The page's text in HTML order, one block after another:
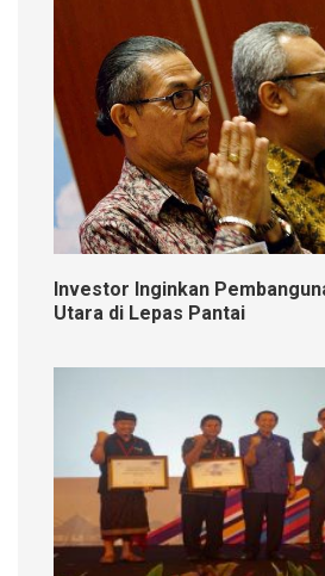
Investor Inginkan
Utara di Lepas Pantai